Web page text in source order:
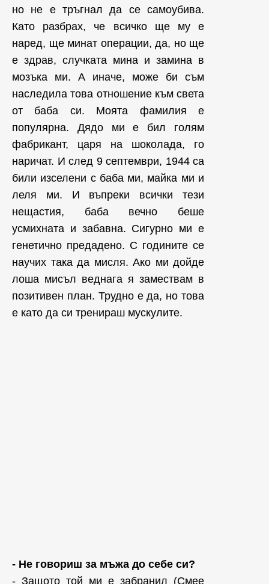
но не е тръгнал да се самоубива.
Като разбрах, че всичко ще му е
наред, ще минат операции, да, но ще
е здрав, случката мина и замина в
мозъка ми. А иначе, може би съм
наследила това отношение към света
от баба си. Моята фамилия е
популярна. Дядо ми е бил голям
фабрикант, царя на шоколада, го
наричат. И след 9 септември, 1944 са
били изселени с баба ми, майка ми и
леля ми. И въпреки всички тези
нещастия, баба вечно беше
усмихната и забавна. Сигурно ми е
генетично предадено. С годините се
научих така да мисля. Ако ми дойде
лоша мисъл веднага я замествам в
позитивен план. Трудно е да, но това
е като да си тренираш мускулите.
- Не говориш за мъжа до себе си?
- Защото той ми е забранил (Смее